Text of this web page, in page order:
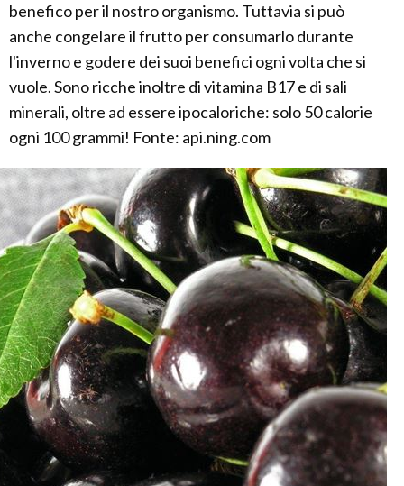
benefico per il nostro organismo. Tuttavia si può
anche congelare il frutto per consumarlo durante
l'inverno e godere dei suoi benefici ogni volta che si
vuole. Sono ricche inoltre di vitamina B17 e di sali
minerali, oltre ad essere ipocaloriche: solo 50 calorie
ogni 100 grammi! Fonte: api.ning.com